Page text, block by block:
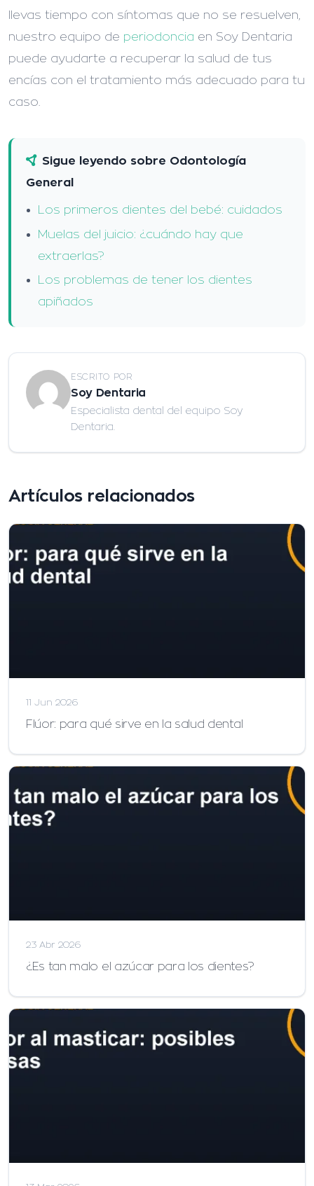
llevas tiempo con síntomas que no se resuelven,
nuestro equipo de periodoncia en Soy Dentaria
puede ayudarte a recuperar la salud de tus
encías con el tratamiento más adecuado para tu
caso.
Sigue leyendo sobre Odontología
General
Los primeros dientes del bebé: cuidados
Muelas del juicio: ¿cuándo hay que
extraerlas?
Los problemas de tener los dientes
apiñados
ESCRITO POR
Soy Dentaria
Especialista dental del equipo Soy
Dentaria.
Artículos relacionados
11 Jun 2026
Flúor: para qué sirve en la salud dental
23 Abr 2026
¿Es tan malo el azúcar para los dientes?